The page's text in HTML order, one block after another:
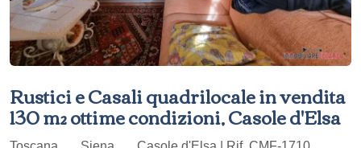
Rustici e Casali quadrilocale in vendita
130 m² ottime condizioni, Casole d'Elsa